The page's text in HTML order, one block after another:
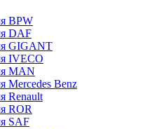
BPW
DAF
GIGANT
IVECO
MAN
Mercedes Benz
Renault
ROR
SAF